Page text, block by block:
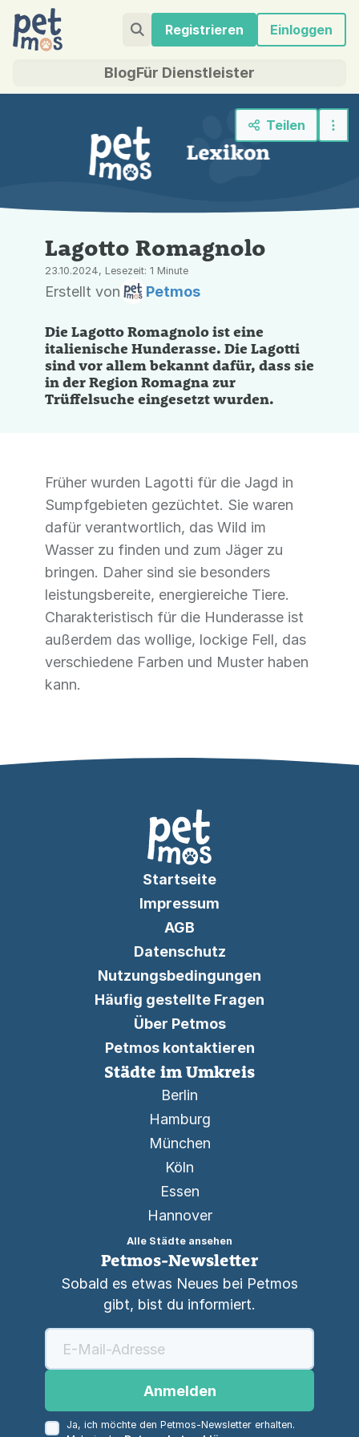
Registrieren Einloggen
BlogFür Dienstleister
Teilen
Lagotto Romagnolo
23.10.2024, Lesezeit: 1 Minute
Erstellt von Petmos
Die Lagotto Romagnolo ist eine
italienische Hunderasse. Die Lagotti
sind vor allem bekannt dafür, dass sie
in der Region Romagna zur
Trüffelsuche eingesetzt wurden.
Früher wurden Lagotti für die Jagd in
Sumpfgebieten gezüchtet. Sie waren
dafür verantwortlich, das Wild im
Wasser zu finden und zum Jäger zu
bringen. Daher sind sie besonders
leistungsbereite, energiereiche Tiere.
Charakteristisch für die Hunderasse ist
außerdem das wollige, lockige Fell, das
verschiedene Farben und Muster haben
kann.
Startseite
Impressum
AGB
Datenschutz
Nutzungsbedingungen
Häufig gestellte Fragen
Über Petmos
Petmos kontaktieren
Städte im Umkreis
Berlin
Hamburg
München
Köln
Essen
Hannover
Alle Städte ansehen
Petmos-Newsletter
Sobald es etwas Neues bei Petmos
gibt, bist du informiert.
Anmelden
Ja, ich möchte den Petmos-Newsletter erhalten.